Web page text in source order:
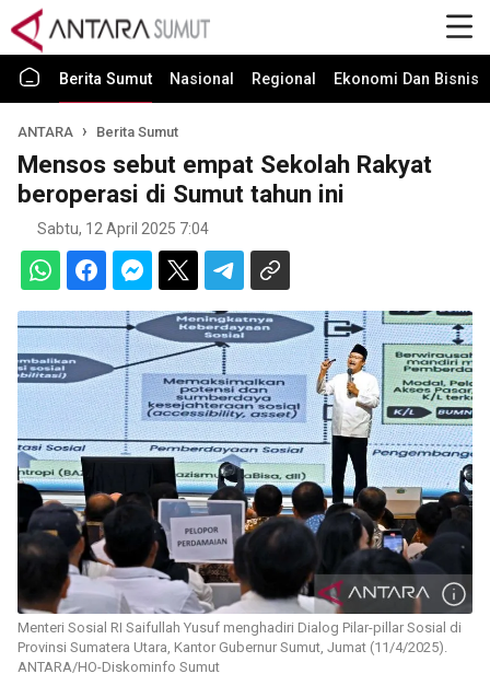
Berita Sumut Nasional Regional Ekonomi Dan Bisnis
ANTARA Berita Sumut
Mensos sebut empat Sekolah Rakyat
beroperasi di Sumut tahun ini
Sabtu, 12 April 2025 7:04
Menteri Sosial RI Saifullah Yusuf menghadiri Dialog Pilar-pillar Sosial di
Provinsi Sumatera Utara, Kantor Gubernur Sumut, Jumat (11/4/2025).
ANTARA/HO-Diskominfo Sumut